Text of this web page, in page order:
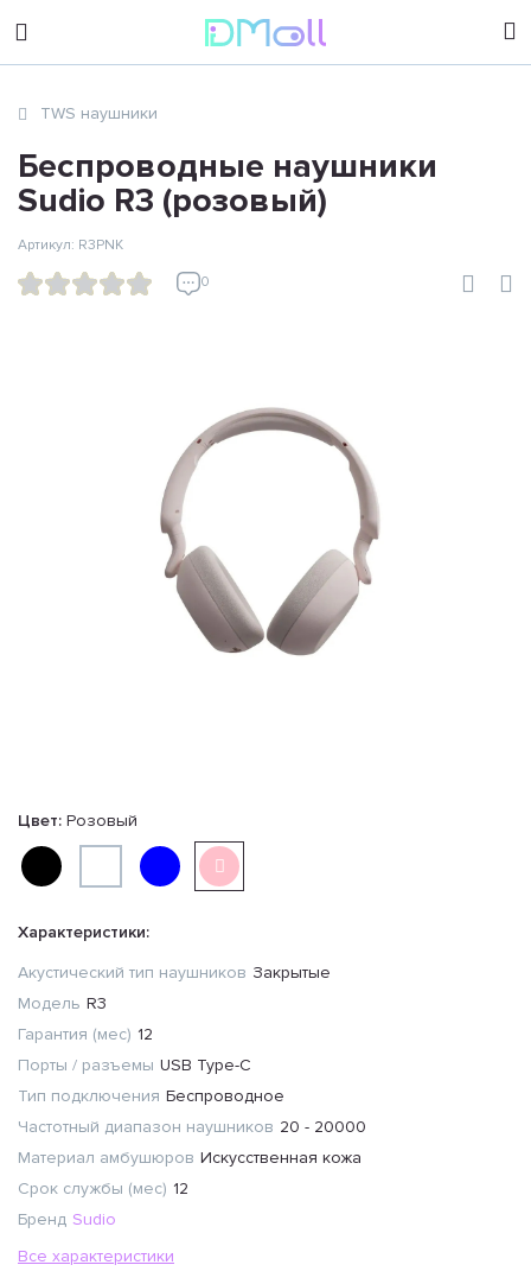
sales@dimoll.ru
TWS наушники
Беспроводные наушники
Sudio R3 (розовый)
0
Артикул: R3PNK
Цвет: Розовый
Характеристики:
Акустический тип наушников Закрытые
Модель R3
Гарантия (мес) 12
Порты / разъемы USB Type-C
Тип подключения Беспроводное
Частотный диапазон наушников 20 - 20000
Материал амбушюров Искусственная кожа
Срок службы (мес) 12
Бренд Sudio
Все характеристики